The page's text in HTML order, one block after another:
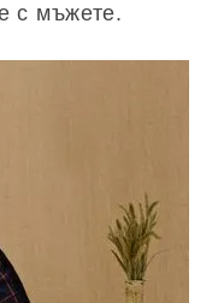
с мъжете.